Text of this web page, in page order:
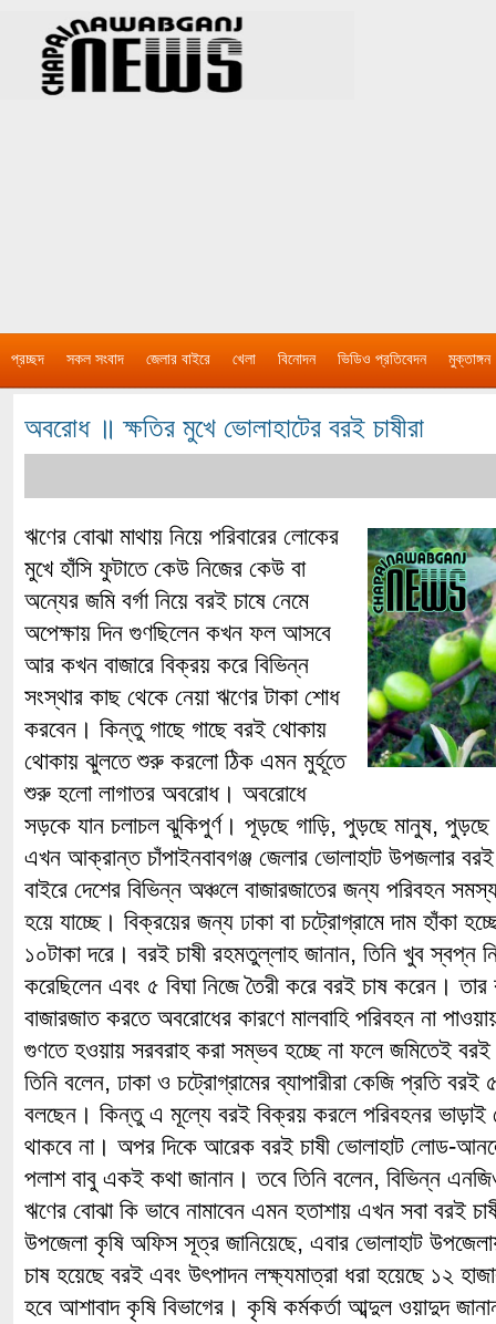
প্রচ্ছদ সকল সংবাদ জেলার বাইরে খেলা বিনোদন ভিডিও প্রতিবেদন মুক্তাঙ্গন
অবরোধ ॥ ক্ষতির মুখে ভোলাহাটের বরই চাষীরা
ঋণের বোঝা মাথায় নিয়ে পরিবারের লোকের
মুখে হাঁসি ফুটাতে কেউ নিজের কেউ বা
অন্যের জমি বর্গা নিয়ে বরই চাষে নেমে
অপেক্ষায় দিন গুণছিলেন কখন ফল আসবে
আর কখন বাজারে বিক্রয় করে বিভিন্ন
সংস্থার কাছ থেকে নেয়া ঋণের টাকা শোধ
করবেন। কিন্তু গাছে গাছে বরই থোকায়
থোকায় ঝুলতে শুরু করলো ঠিক এমন মুর্হূতে
শুরু হলো লাগাতর অবরোধ। অবরোধে
সড়কে যান চলাচল ঝুকিপুর্ণ। পূড়ছে গাড়ি, পুড়ছে মানুষ,
এখন আক্রান্ত চাঁপাইনবাবগঞ্জ জেলার ভোলাহাট উপজলার বরই
বাইরে দেশের বিভিন্ন অঞ্চলে বাজারজাতের জন্য পরিবহন
হয়ে যাচ্ছে। বিক্রয়ের জন্য ঢাকা বা চট্রোগ্রামে দাম হাঁকা
১০টাকা দরে। বরই চাষী রহমতুল্লাহ জানান, তিনি খুব স্বপ্ন
করেছিলেন এবং ৫ বিঘা নিজে তৈরী করে বরই চাষ করেন। তার
বাজারজাত করতে অবরোধের কারণে মালবাহি পরিবহন না
গুণতে হওয়ায় সরবরাহ করা সম্ভব হচ্ছে না ফলে জমিতেই
তিনি বলেন, ঢাকা ও চট্রোগ্রামের ব্যাপারীরা কেজি প্রতি
বলছেন। কিন্তু এ মূল্যে বরই বিক্রয় করলে পরিবহনর ভাড়াই
থাকবে না। অপর দিকে আরেক বরই চাষী ভোলাহাট লোড-
পলাশ বাবু একই কথা জানান। তবে তিনি বলেন, বিভিন্ন
ঋণের বোঝা কি ভাবে নামাবেন এমন হতাশায় এখন সবা বরই
উপজেলা কৃষি অফিস সূত্র জানিয়েছে, এবার ভোলাহাট
চাষ হয়েছে বরই এবং উৎপাদন লক্ষ্যমাত্রা ধরা হয়েছে ১২
হবে আশাবাদ কৃষি বিভাগের। কৃষি কর্মকর্তা আব্দুল ওয়াদুদ